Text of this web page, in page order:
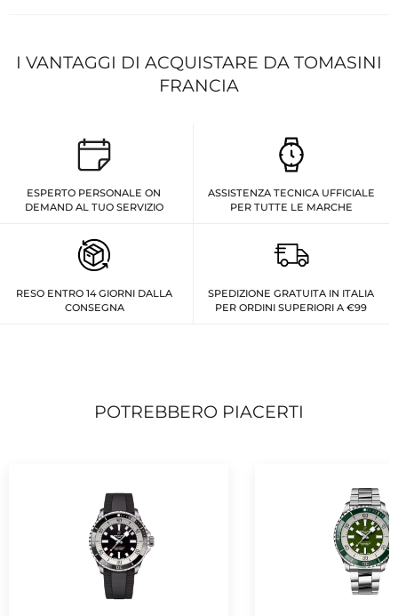
I VANTAGGI DI ACQUISTARE DA TOMASINI
FRANCIA
ESPERTO PERSONALE ON
DEMAND AL TUO SERVIZIO
ASSISTENZA TECNICA UFFICIALE
PER TUTTE LE MARCHE
RESO ENTRO 14 GIORNI DALLA
CONSEGNA
SPEDIZIONE GRATUITA IN ITALIA
PER ORDINI SUPERIORI A €99
POTREBBERO PIACERTI